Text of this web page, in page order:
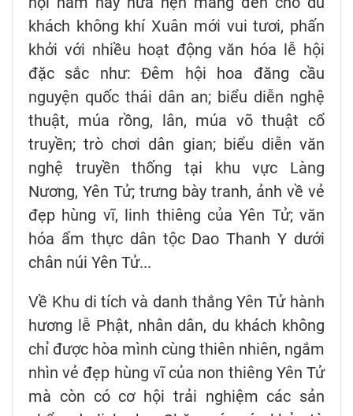
khách không khí Xuân mới vui tươi, phấn
khởi với nhiều hoạt động văn hóa lễ hội
đặc sắc như: Đêm hội hoa đăng cầu
nguyện quốc thái dân an; biểu diễn nghệ
thuật, múa rồng, lân, múa võ thuật cổ
truyền; trò chơi dân gian; biểu diễn văn
nghệ truyền thống tại khu vực Làng
Nương, Yên Tử; trưng bày tranh, ảnh về vẻ
đẹp hùng vĩ, linh thiêng của Yên Tử; văn
hóa ẩm thực dân tộc Dao Thanh Y dưới
chân núi Yên Tử...
Về Khu di tích và danh thắng Yên Tử hành
hương lễ Phật, nhân dân, du khách không
chỉ được hòa mình cùng thiên nhiên, ngắm
nhìn vẻ đẹp hùng vĩ của non thiêng Yên Tử
mà còn có cơ hội trải nghiệm các sản